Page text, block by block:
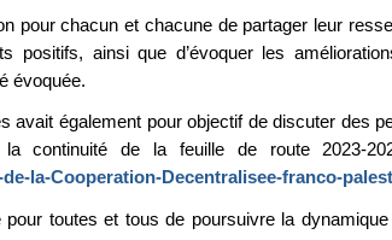
pour chacun et chacune de partager leur
positifs, ainsi que d’évoquer les
évoquée.
avait également pour objectif de discuter des
la continuité de la feuille de route 2023-
la-Cooperation-Decentralisee-franco-
toutes et tous de poursuivre la